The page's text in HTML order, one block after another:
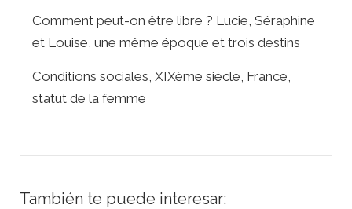
Comment peut-on être libre ? Lucie, Séraphine
et Louise, une même époque et trois destins
Conditions sociales, XIXème siècle, France,
statut de la femme
También te puede interesar: